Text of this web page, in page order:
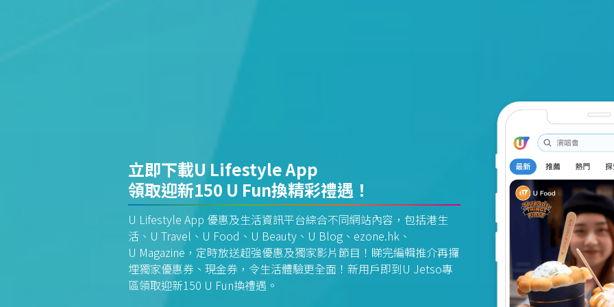
立即下載U Lifestyle App
領取迎新150 U Fun換精彩禮遇！
U Lifestyle App 優惠及生活資訊平台綜合不同網站內容，包括港生
活、U Travel、U Food、U Beauty、U Blog、ezone.hk、
U Magazine，定時放送超強優惠及獨家影片節目！睇完編輯推介再攞
埋獨家優惠券、現金券，令生活體驗更全面！新用戶即到U Jetso專
區領取迎新150 U Fun換禮遇。